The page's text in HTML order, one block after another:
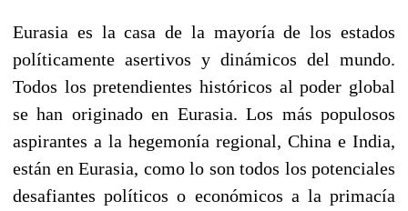
Eurasia es la casa de la mayoría de los estados
políticamente asertivos y dinámicos del mundo.
Todos los pretendientes históricos al poder global
se han originado en Eurasia. Los más populosos
aspirantes a la hegemonía regional, China e India,
están en Eurasia, como lo son todos los potenciales
desafiantes políticos o económicos a la primacía